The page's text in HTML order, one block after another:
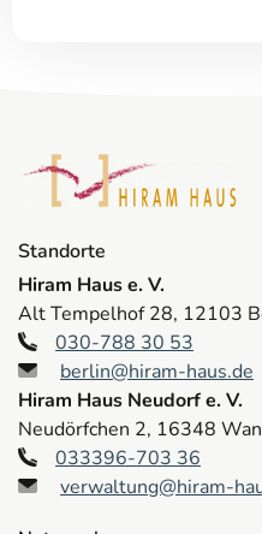
Standorte
Hiram Haus e. V.
Alt Tempelhof 28, 12103
030-788 30 53
berlin@hiram-haus.de
Hiram Haus Neudorf e. V.
Neudörfchen 2, 16348
033396-703 36
verwaltung@hiram-